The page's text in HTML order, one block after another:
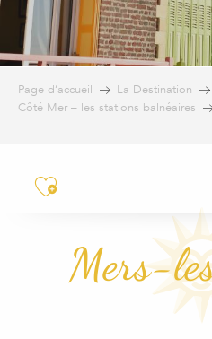
Page d’accueil La Destination
Côté Mer – les stations balnéaires
Ajouter aux
Mers-